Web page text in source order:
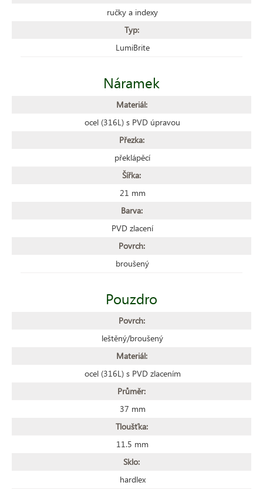
ručky a indexy
Typ:
LumiBrite
Náramek
Materiál:
ocel (316L) s PVD úpravou
Přezka:
překlápěcí
Šířka:
21 mm
Barva:
PVD zlacení
Povrch:
broušený
Pouzdro
Povrch:
leštěný/broušený
Materiál:
ocel (316L) s PVD zlacením
Průměr:
37 mm
Tloušťka:
11.5 mm
Sklo:
hardlex